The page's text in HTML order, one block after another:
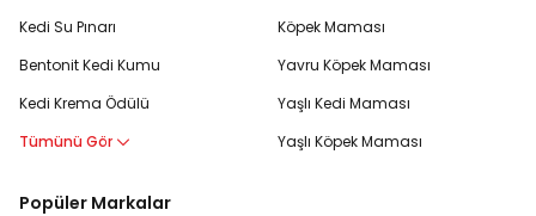
Kedi Su Pınarı
Bentonit Kedi Kumu
Kedi Krema Ödülü
Tümünü Gör
Köpek Maması
Yavru Köpek Maması
Yaşlı Kedi Maması
Yaşlı Köpek Maması
Popüler Markalar